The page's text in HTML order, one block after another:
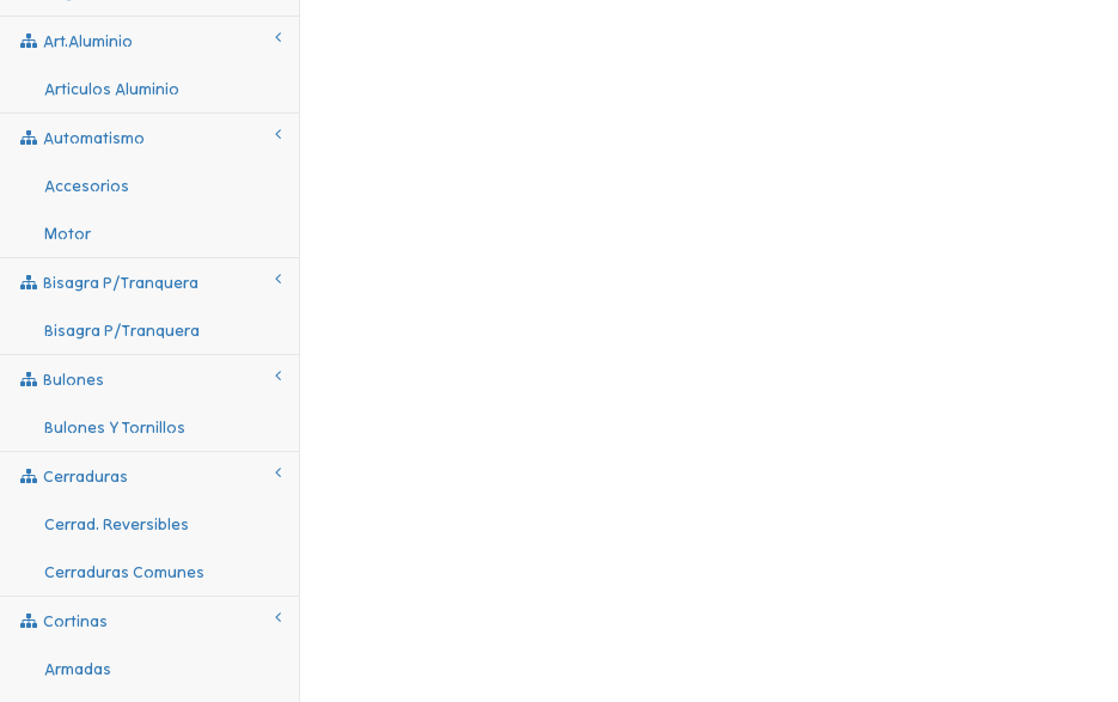
Art.aluminio
Articulos Aluminio
Automatismo
Accesorios
Motor
Bisagra P/tranquera
Bisagra P/tranquera
Bulones
Bulones Y Tornillos
Cerraduras
Cerrad. Reversibles
Cerraduras Comunes
Cortinas
Armadas